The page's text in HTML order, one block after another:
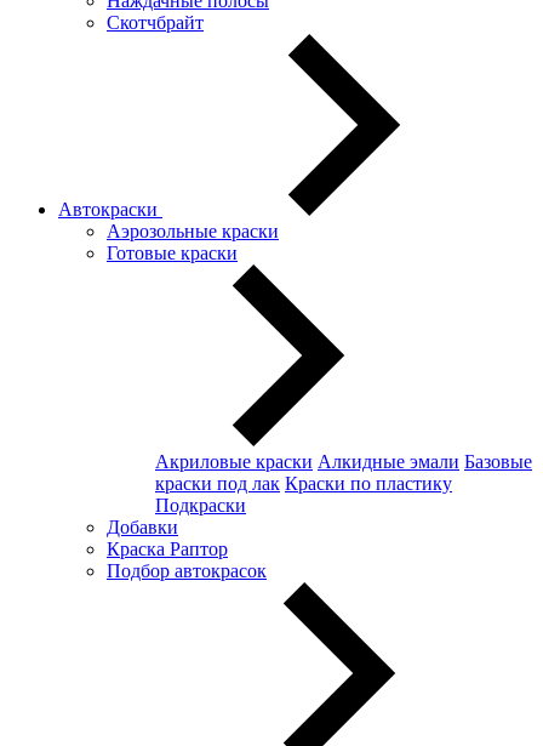
Скотчбрайт
Автокраски
Аэрозольные краски
Готовые краски
Акриловые краски Алкидные эмали Базовые
краски под лак Краски по пластику
Подкраски
Добавки
Краска Раптор
Подбор автокрасок